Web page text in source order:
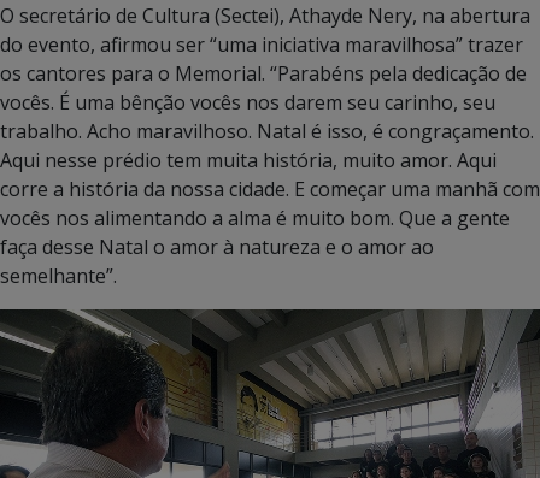
O secretário de Cultura (Sectei), Athayde Nery, na abertura
do evento, afirmou ser “uma iniciativa maravilhosa” trazer
os cantores para o Memorial. “Parabéns pela dedicação de
vocês. É uma bênção vocês nos darem seu carinho, seu
trabalho. Acho maravilhoso. Natal é isso, é congraçamento.
Aqui nesse prédio tem muita história, muito amor. Aqui
corre a história da nossa cidade. E começar uma manhã com
vocês nos alimentando a alma é muito bom. Que a gente
faça desse Natal o amor à natureza e o amor ao
semelhante”.